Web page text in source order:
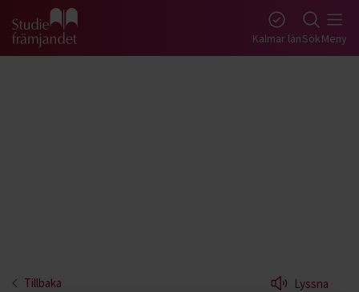
Gå till studiefrämjandets startsida Kalmar länSökMeny
Tillbaka Lyssna